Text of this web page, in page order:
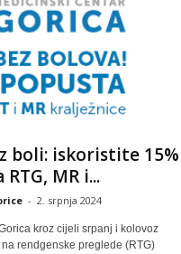
boli: iskoristite 15%
MR i...
- 2. srpnja 2024
kroz cijeli srpanj i kolovoz
rendgenske preglede (RTG)